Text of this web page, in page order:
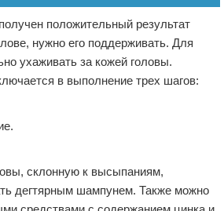
положительный результат
нужно его поддерживать. Для
ухаживать за кожей головы.
в выполнение трех шагов:
склонную к высыпаниям,
дегтярным шампунем. Также можно